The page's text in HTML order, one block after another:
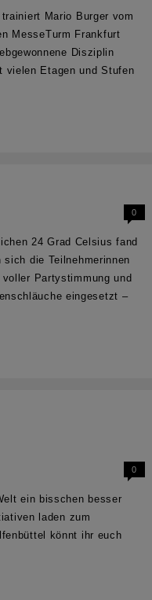
Mario Burger vom
MesseTurm Frankfurt
Disziplin
vielen Etagen und Stufen
0
24 Grad Celsius fand
die Teilnehmerinnen
Partystimmung und
eingesetzt –
0
ein bisschen besser
laden zum
könnt ihr euch